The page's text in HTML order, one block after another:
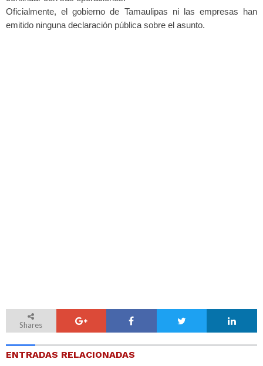
Oficialmente, el gobierno de Tamaulipas ni las empresas han
emitido ninguna declaración pública sobre el asunto.
Shares
ENTRADAS RELACIONADAS